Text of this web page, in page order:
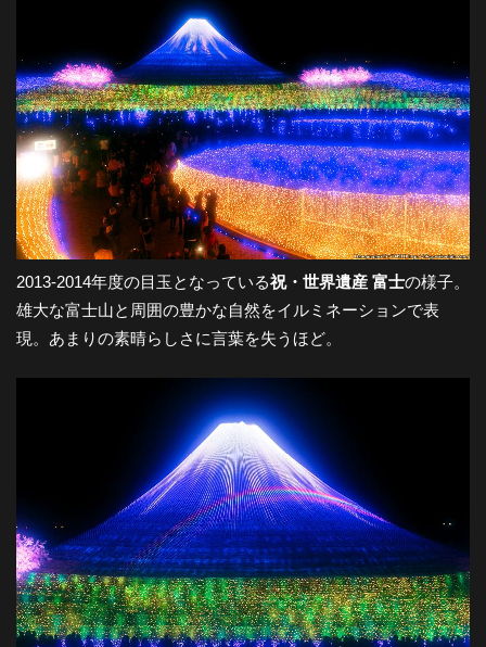
2013-2014年度の目玉となっている祝・世界遺産 富士の様子。
雄大な富士山と周囲の豊かな自然をイルミネーションで表
現。あまりの素晴らしさに言葉を失うほど。